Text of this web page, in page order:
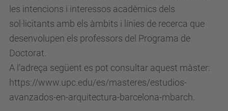
les intencions i interessos acadèmics dels
sol·licitants amb els àmbits i línies de recerca que
desenvolupen els professors del Programa de
Doctorat.
A l’adreça següent es pot consultar aquest màster:
https://www.upc.edu/es/masteres/estudios-
avanzados-en-arquitectura-barcelona-mbarch.